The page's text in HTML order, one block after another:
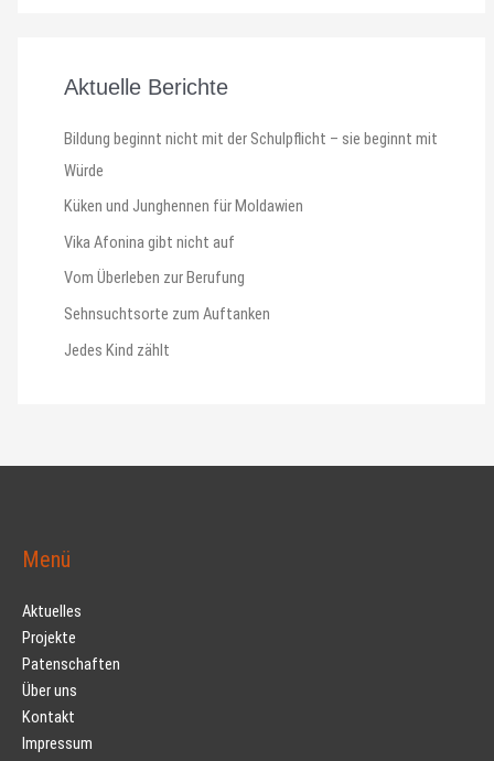
Aktuelle Berichte
Bildung beginnt nicht mit der Schulpflicht – sie beginnt mit
Würde
Küken und Junghennen für Moldawien
Vika Afonina gibt nicht auf
Vom Überleben zur Berufung
Sehnsuchtsorte zum Auftanken
Jedes Kind zählt
Menü
Aktuelles
Projekte
Patenschaften
Über uns
Kontakt
Impressum